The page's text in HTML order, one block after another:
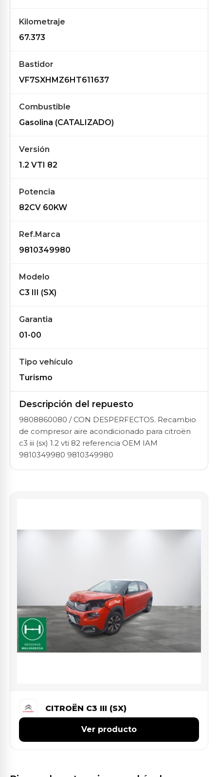
Kilometraje
67.373
Bastidor
VF7SXHMZ6HT611637
Combustible
Gasolina (CATALIZADO)
Versión
1.2 VTI 82
Potencia
82CV 60KW
Ref.Marca
9810349980
Modelo
C3 III (SX)
Garantia
01-00
Tipo vehículo
Turismo
Descripción del repuesto
9808860080 / CON DESPERFECTOS. Recambio
de compresor aire acondicionado para citroën
c3 iii (sx) 1.2 vti 82 referencia OEM IAM
9810349980 9810349980
CITROËN C3 III (SX)
Ver producto